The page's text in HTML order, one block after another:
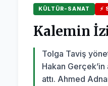
KÜLTÜR-SANAT ⚡
Kalemin
Tolga Taviş
Hakan
attı. Ahmed